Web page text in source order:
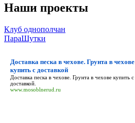
Наши проекты
Клуб однополчан
ПараШутки
Доставка песка в чехове. Грунта в чехове
купить с доставкой
Доставка песка в чехове. Грунта в чехове купить с
доставкой.
www.mosoblnerud.ru